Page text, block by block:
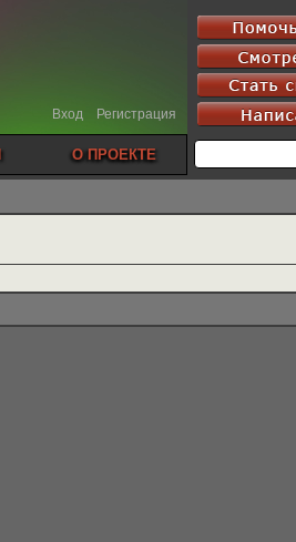
Вход Регистрация
О ПРОЕКТЕ